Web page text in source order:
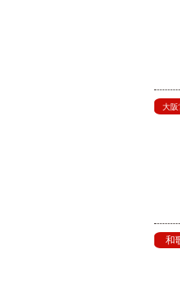
大阪
和